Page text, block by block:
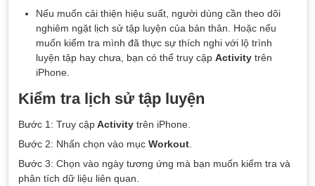
Nếu muốn cải thiện hiệu suất, người dùng cần theo dõi
nghiêm ngặt lịch sử tập luyện của bản thân. Hoặc nếu
muốn kiểm tra mình đã thực sự thích nghi với lộ trình
luyện tập hay chưa, bạn có thể truy cập Activitytrên
iPhone.
Kiểm tra lịch sử tập luyện
Bước 1: Truy cậpActivitytrên iPhone.
Bước 2: Nhấn chọn vào mụcWorkout.
Bước 3: Chọn vào ngày tương ứng mà bạn muốn kiểm tra và
phân tích dữ liệu liên quan.